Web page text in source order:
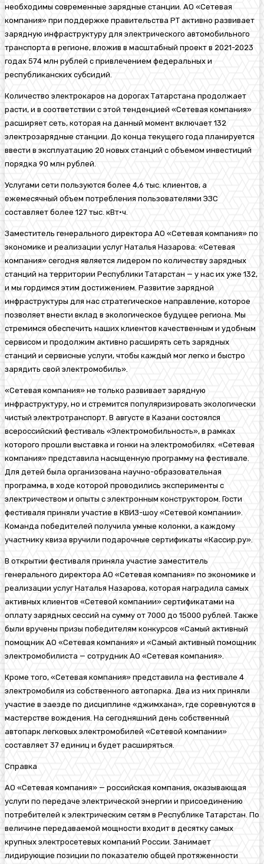
необходимы современные зарядные станции. АО «Сетевая
компания» при поддержке правительства РТ активно развивает
зарядную инфраструктуру для электрического автомобильного
транспорта в регионе, вложив в масштабный проект в 2021-2023
годах 574 млн рублей с привлечением федеральных и
республиканских субсидий.
Количество электрокаров на дорогах Татарстана продолжает
расти, и в соответствии с этой тенденцией «Сетевая компания»
расширяет сеть, которая на данный момент включает 132
электрозарядные станции. До конца текущего года планируется
ввести в эксплуатацию 20 новых станций с объемом инвестиций
порядка 90 млн рублей.
Услугами сети пользуются более 4,6 тыс. клиентов, а
ежемесячный объем потребления пользователями ЭЗС
составляет более 127 тыс. кВт·ч
Заместитель генерального директора АО «Сетевая компания» по
экономике и реализации услугНаталья Назарова: «Сетевая
компания» сегодня является лидером по количеству зарядных
станций на территории Республики Татарстан — у нас их уже 132,
и мы гордимся этим достижением. Развитие зарядной
инфраструктуры для нас стратегическое направление, которое
позволяет внести вклад в экологическое будущее региона. Мы
стремимся обеспечить наших клиентов качественным и удобным
сервисом и продолжим активно расширять сеть зарядных
станций и сервисные услуги, чтобы каждый мог легко и быстро
зарядить свой электромобиль»
«Сетевая компания» не только развивает зарядную
инфраструктуру, но и стремится популяризировать экологически
чистый электротранспорт. В августе в Казани состоялся
всероссийский фестиваль «Электромобильность», в рамках
которого прошли выставка и гонки на электромобилях. «Сетевая
компания» представила насыщенную программу на фестивале.
Для детей была организована научно-образовательная
программа, в ходе которой проводились эксперименты с
электричеством и опыты с электронным конструктором. Гости
фестиваля приняли участие в КВИЗ-шоу «Сетевой компании».
Команда победителей получила умные колонки, а каждому
участнику квиза вручили подарочные сертификаты «Кассир.ру».
В открытии фестиваля приняла участие заместитель
генерального директора АО «Сетевая компания» по экономике и
реализации услуг Наталья Назарова, которая наградила самых
активных клиентов «Сетевой компании» сертификатами на
оплату зарядных сессий на сумму от 7000 до 15000 рублей. Также
были вручены призы победителям конкурсов «Самый активный
помощник АО «Сетевая компания» и «Самый активный помощник
электромобилиста — сотрудник АО «Сетевая компания».
Кроме того, «Сетевая компания» представила на фестивале 4
электромобиля из собственного автопарка. Два из них приняли
участие в заезде по дисциплине «джимхана», где соревнуются в
мастерстве вождения. На сегодняшний день собственный
автопарк легковых электромобилей «Сетевой компании»
составляет 37 единиц и будет расширяться.
Справка
АО «Сетевая компания» — российская компания, оказывающая
услуги по передаче электрической энергии и присоединению
потребителей к электрическим сетям в Республике Татарстан. По
величине передаваемой мощности входит в десятку самых
крупных электросетевых компаний России . Занимает
лидирующие позиции по показателю общей протяженности